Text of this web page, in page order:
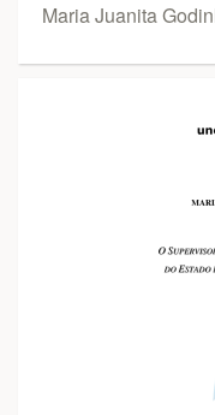
Maria Juanita